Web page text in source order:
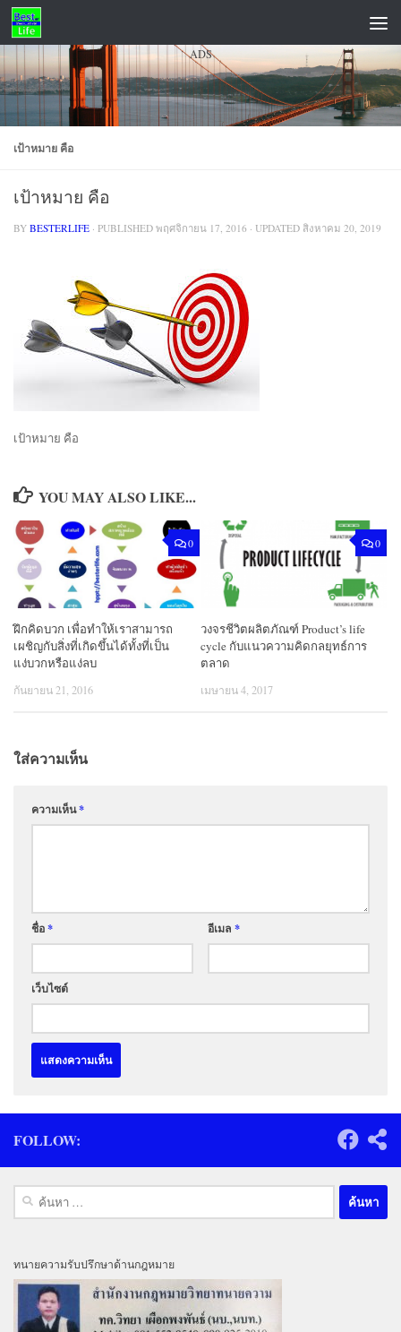
Skip to content
ADS
เป้าหมาย คือ
เป้าหมาย คือ
BY BESTERLIFE · PUBLISHED พฤศจิกายน 17, 2016 · UPDATED สิงหาคม 20, 2019
เป้าหมาย คือ
YOU MAY ALSO LIKE...
0
ฝึกคิดบวก เพื่อทำให้เราสามารถ
เผชิญกับสิ่งที่เกิดขึ้นได้ทั้งที่เป็น
แง่บวกหรือแง่ลบ
กันยายน 21, 2016
0
วงจรชีวิตผลิตภัณฑ์ Product’s life
cycle กับแนวความคิดกลยุทธ์การ
ตลาด
เมษายน 4, 2017
ใส่ความเห็น
ความเห็น*
ชื่อ* อีเมล *
เว็บไซต์
FOLLOW:
ค้นหา
สำหรับ:
ทนายความรับปรึกษาด้านกฎหมาย